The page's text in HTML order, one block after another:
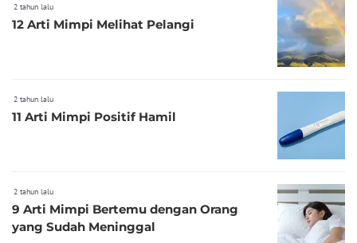
2 tahun lalu
12 Arti Mimpi Melihat Pelangi
2 tahun lalu
11 Arti Mimpi Positif Hamil
2 tahun lalu
9 Arti Mimpi Bertemu dengan Orang
yang Sudah Meninggal